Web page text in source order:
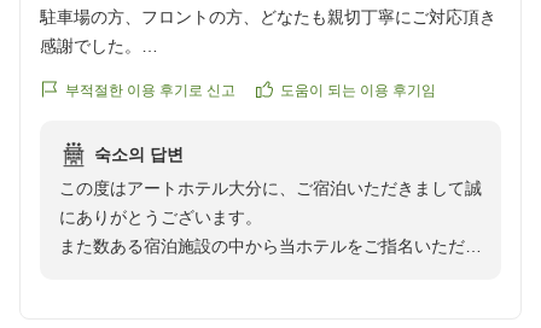
駐車場の方、フロントの方、どなたも親切丁寧にご対応頂き
感謝でした。
のが便利でした。
お部屋は普通のビジネスホテルという感じで、特に不便な感
じはありませんでした。
クチコミの詳細はこちらから
부적절한 이용 후기로 신고 도움이 되는 이용 후기임
숙소의 답변
この度はアートホテル大分に、ご宿泊いただきまして誠
にありがとうございます。
また数ある宿泊施設の中から当ホテルをご指名いただ